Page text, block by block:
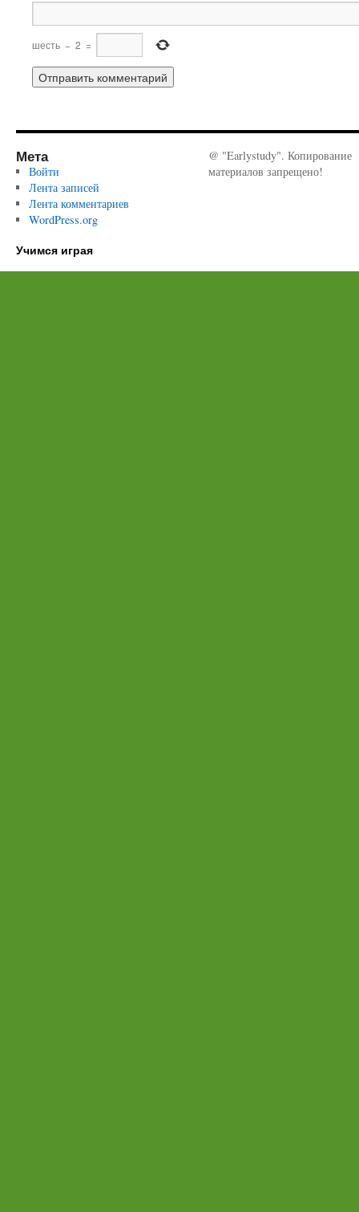
шесть − 2 =
Мета
Войти
Лента записей
Лента комментариев
WordPress.org
@ "Earlystudy". Копирование
материалов запрещено!
Учимся играя